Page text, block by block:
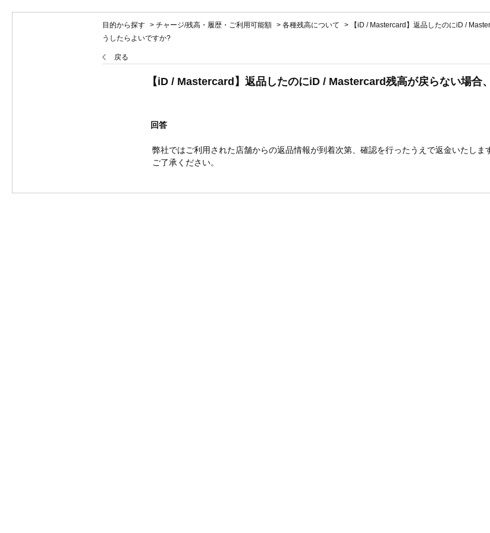
目的から探す > チャージ/残高・履歴・ご利用可能額 > 各種残高について >
【iD / Mastercard】返品したのにiD /
うしたらよいですか?
戻る
【iD / Mastercard】返品したのにiD / Mastercard残高が戻らない場合
回答
弊社ではご利用された店舗からの返品情報が到着次第、確認を行ったうえで返金いたしま
ご了承ください。